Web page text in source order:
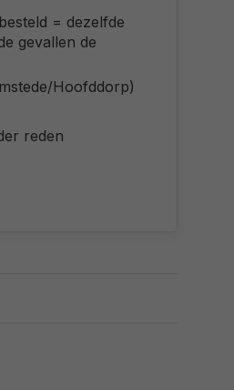
= dezelfde
gevallen de
Hoofddorp)
reden